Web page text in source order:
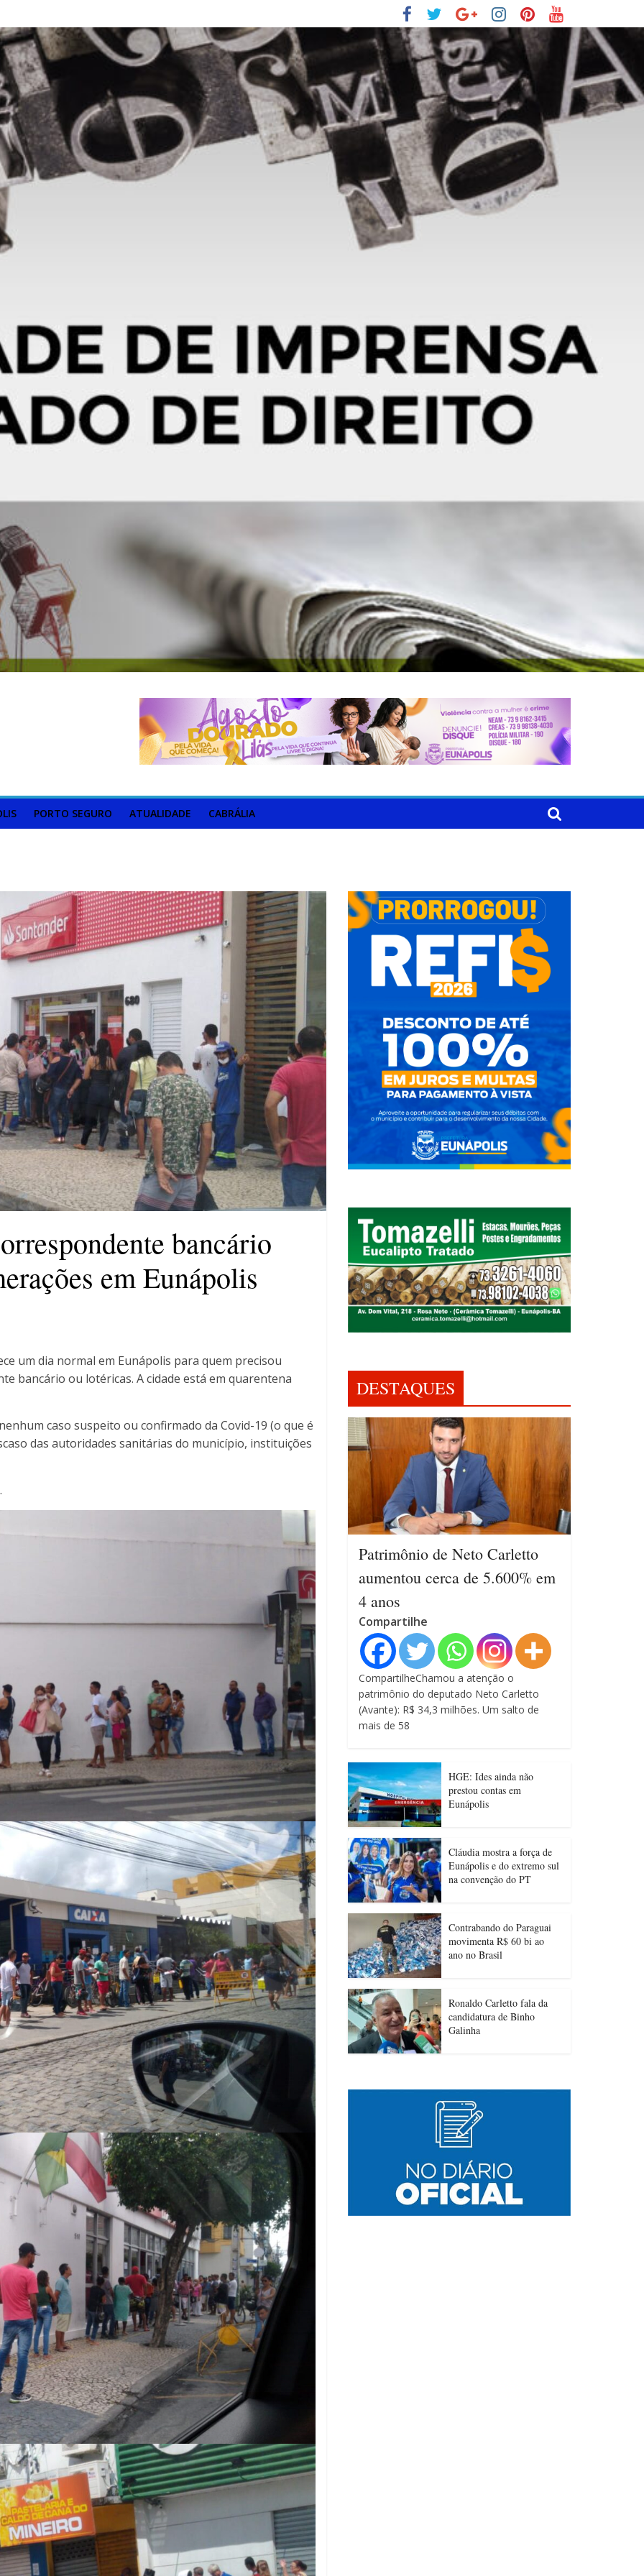
PORTO SEGURO ATUALIDADE CABRÁLIA
bancário
em Eunápolis
um dia normal em Eunápolis para quem precisou
bancário ou lotéricas. A cidade está em quarentena
caso suspeito ou confirmado da Covid-19 (o que é
das autoridades sanitárias do município, instituições
DESTAQUES
Patrimônio de Neto Carletto
aumentou cerca de 5.600% em
4 anos
Compartilhe
CompartilheChamou a atenção o
patrimônio do deputado Neto Carletto
(Avante): R$ 34,3 milhões. Um salto de
mais de 58
HGE: Ides ainda não
prestou contas em
Eunápolis
Cláudia mostra a força de
Eunápolis e do extremo sul
na convenção do PT
Contrabando do Paraguai
movimenta R$ 60 bi ao
ano no Brasil
Ronaldo Carletto fala da
candidatura de Binho
Galinha